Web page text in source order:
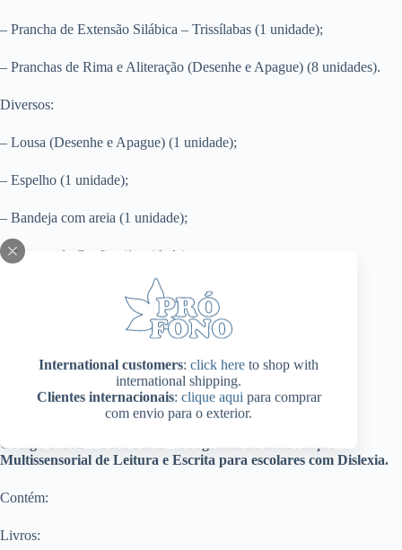
International customers: click here to shop with
international shipping.
Clientes internacionais: clique aqui para comprar
com envio para o exterior.
– Prancha de Extensão Silábica – Trissílabas (1 unidade);
– Pranchas de Rima e Aliteração (Desenhe e Apague) (8 unidades).
Diversos:
– Lousa (Desenhe e Apague) (1 unidade);
– Espelho (1 unidade);
– Bandeja com areia (1 unidade);
– Suporte de Cartões (1 unidade);
– Canetão (1 unidade);
– Apagador (1 unidade).
Esses materiais serão utilizados durante as dez sessões do PIM.
Código 1010B – PIM Parte – Programa de Intervenção
Multissensorial de Leitura e Escrita para escolares com Dislexia.
Contém:
Livros: